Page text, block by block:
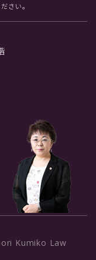
さい。
Kumiko Law